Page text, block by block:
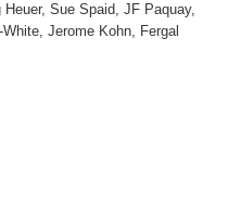
Sue Spaid, JF Paquay,
Jerome Kohn, Fergal